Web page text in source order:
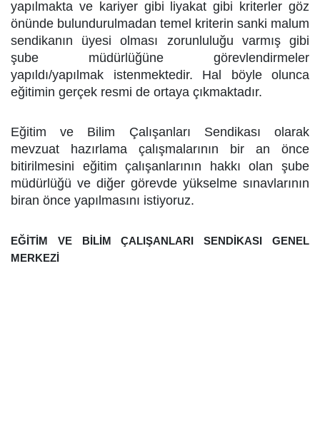
yapılmakta ve kariyer gibi liyakat gibi kriterler göz
önünde bulundurulmadan temel kriterin sanki malum
sendikanın üyesi olması zorunluluğu varmış gibi
şube müdürlüğüne görevlendirmeler
yapıldı/yapılmak istenmektedir. Hal böyle olunca
eğitimin gerçek resmi de ortaya çıkmaktadır.
Eğitim ve Bilim Çalışanları Sendikası olarak
mevzuat hazırlama çalışmalarının bir an önce
bitirilmesini eğitim çalışanlarının hakkı olan şube
müdürlüğü ve diğer görevde yükselme sınavlarının
biran önce yapılmasını istiyoruz.
EĞİTİM VE BİLİM ÇALIŞANLARI SENDİKASI GENEL
MERKEZİ